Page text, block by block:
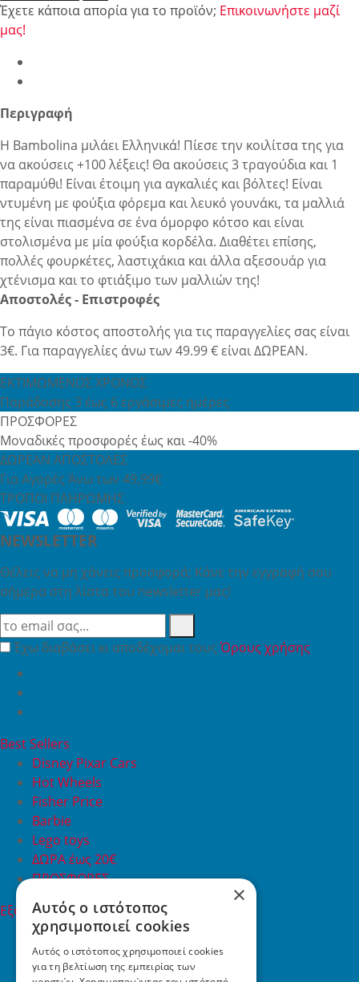
Έχετε κάποια απορία για το προϊόν; Επικοινωνήστε μαζί
μας!
Περιγραφή
Η Bambolina μιλάει Ελληνικά! Πίεσε την κοιλίτσα της για
να ακούσεις +100 λέξεις! Θα ακούσεις 3 τραγούδια και 1
παραμύθι! Είναι έτοιμη για αγκαλιές και βόλτες! Είναι
ντυμένη με φούξια φόρεμα και λευκό γουνάκι, τα μαλλιά
της είναι πιασμένα σε ένα όμορφο κότσο και είναι
στολισμένα με μία φούξια κορδέλα. Διαθέτει επίσης,
πολλές φουρκέτες, λαστιχάκια και άλλα αξεσουάρ για
χτένισμα και το φτιάξιμο των μαλλιών της!
Αποστολές - Επιστροφές
Το πάγιο κόστος αποστολής για τις παραγγελίες σας είναι
3€. Για παραγγελίες άνω των 49.99 € είναι ΔΩΡΕΑΝ.
ΕΚΤΙΜΩΜΕΝΟΣ ΧΡΟΝΟΣ
Παράδοσης 3 έως 6 εργάσιμες ημέρες
ΠΡΟΣΦΟΡΕΣ
Μοναδικές προσφορές έως και -40%
ΔΩΡΕΑΝ ΑΠΟΣΤΟΛΕΣ
Για Αγορές Άνω των 49,99€
ΤΡΟΠΟΙ ΠΛΗΡΩΜΗΣ
NEWSLETTER
Θέλεις να μη χάνεις προσφορά; Κάνε την εγγραφή σου
σήμερα στη λίστα του newsletter μας!
Έχω διαβάσει κι αποδέχομαι τουςΌρους χρήσης
Best Sellers
Disney Pixar Cars
Hot Wheels
Fisher Price
Barbie
Lego toys
ΔΩΡΑ έως 20€
ΠΡΟΣΦΟΡΕΣ
Εξυπηρέτηση Πελατών
Εξυπηρέτηση πελατών
Συχνές ερωτήσεις
Όροι χρήσης
×
Αυτός ο ιστότοπος
χρησιμοποιεί cookies
Αυτός ο ιστότοπος χρησιμοποιεί cookies
για τη βελτίωση της εμπειρίας των